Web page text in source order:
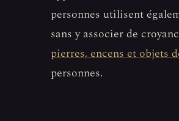
personnes utilisent
sans y associer de
pierres, encens et objets
personnes.